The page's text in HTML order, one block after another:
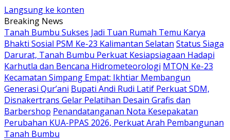
Langsung ke konten
Breaking News
Tanah Bumbu Sukses Jadi Tuan Rumah Temu Karya
Bhakti Sosial PSM Ke-23 Kalimantan Selatan Status Siaga
Darurat, Tanah Bumbu Perkuat Kesiapsiagaan Hadapi
Karhutla dan Bencana Hidrometeorologi MTQN Ke-23
Kecamatan Simpang Empat: Ikhtiar Membangun
Generasi Qur’ani Bupati Andi Rudi Latif Perkuat SDM,
Disnakertrans Gelar Pelatihan Desain Grafis dan
Barbershop Penandatanganan Nota Kesepakatan
Perubahan KUA-PPAS 2026, Perkuat Arah Pembangunan
Tanah Bumbu